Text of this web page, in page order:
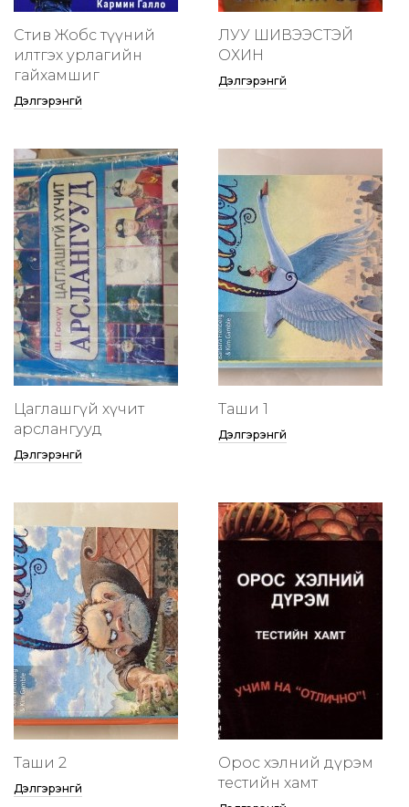
Стив Жобс түүний
илтгэх урлагийн
гайхамшиг
Дэлгэрэнгүй
ЛУУ ШИВЭЭСТЭЙ
ОХИН
Дэлгэрэнгүй
Цаглашгүй хүчит
арслангууд
Дэлгэрэнгүй
Таши 1
Дэлгэрэнгүй
Таши 2
Дэлгэрэнгүй
Орос хэлний дүрэм
тестийн хамт